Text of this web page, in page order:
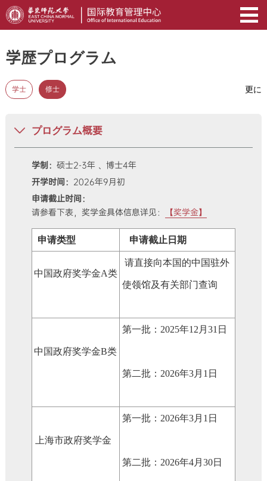
学歴プログラム
学士 修士 更に
プログラム概要
学制： 硕士2-3年 、博士4年
开学时间： 2026年9月初
申请截止时间：
请参看下表，奖学金具体信息详见：
【奖学金】
申请类型 申请截止日期
中国政府奖学金A类
请直接向本国的中国驻外
使领馆及有关部门查询
中国政府奖学金B类
第一批：2025年12月31日
第二批：2026年3月1日
上海市政府奖学金
第一批：2026年3月1日
第二批：2026年4月30日